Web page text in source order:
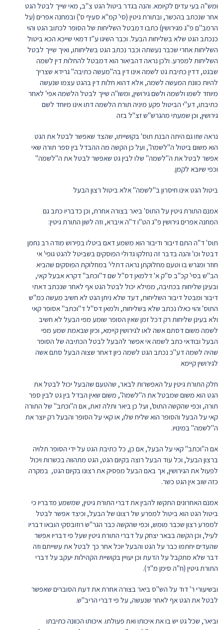
ומש"ה בעי עדים לקיומא. והנה בגדר ביטול הגט צ"ב, מאי שייך לבטל הגט
אחר שנכתב בהכשר, ובתורת גיטין (סי' קמ"א סעיף ס') ובמחנה אפרים (על
הרמב"ם פ"ג מגירושין) כתבו דמבטל השליחות של הסופר לכתוב הגט והוי
כנכתב הגט שלא בשליחות הבעל. וכבר השיגו ע"ז דמאי שייכא הכא ביטול
השליחות אחרי שכבר נעשתה וכבר נכתב הגט בשליחותו, ואיך שייך לבטל
השליחות למפרע. ולכן נראה דהביאור הוא דמבטל להחלות דין לשמה
שבגט, דדין כתיבת גט לשמה אינו דין בה"מעשה כתיבה" גרידא שצריך
להיות כוונת המעשה לשמה, אלא דהוא חלות דין בהגט עצמו שנעשה
מיוחד לשמו ולשמה ולשם גירושין, ומשו"ה שייך לבטל הלשמה אפי' לאחר
כתיבתו, דע"י הביטול פקע מיניה תורת הלשמה דתו אינו מיוחד לשם
גירושין, וכן שמעתי מהגרש"ש זצ"ל בזה
נראה שזו גם היתה הבנת תוס' בקושייתו, שהצד שאפשר לבטל את הגט
הוא משום ביטול ה"לשמה", ועל כן הקשה מה ההבדל בין ספר תורה שאי
אפשר לבטל את ה"לשמה" שלו לבין גט שאפשר לבטל את ה"לשמה"
וכפי שיובא לקמן.
ביטול הגט אינו חיסרון ב"לשמה" אלא ביטול רצון הבעל
אמנם התורת גיטין על התוס' ביאר בצורה אחרת, וכן כדבריו כתב גם
המחנה אפרים גירושין פ"ג הט"ו ד"ה איברא, וזה לשון התורת גיטין:
תוס' ד"ה התם דיבור ודיבור הוא משמע דאם ביטלו בפירוש מודה רב נחמן
דבטל וכו' והנה בדבר זה נחלקו גדולי הפוסקים בשביטל להגט גופי' אי
חוזר ומגרש בו וטעם מחלוקתן נראה דתלי' במחלוקת הפוסקים שהביא
הב"ש בסי' קכ"ב ס"ק א' דלמאן דס"ל שם ד"וכתב" דקרא אבעל קאי,
ובעינן שליחות בכתיבה, ממילא יכול לבטל הגט אף לאחר שנכתב דאתי
דיבור ומבטל דיבור השליחות, דעד שלא ניתן הגט לא חשיב מעשה כמ"ש
התוס' והוי כאלו נכתב שלא בשליחות, ולמאן דס"ל ד"וכתב" אסופר קאי
ולא בעינן שליחות רק דכל זמן שאין הסופר שומע מפי הבעל לא חשיב
לשמה משום דסתם אשה לאו לגירושין קיימא, וכיון שבאמת שמע מפי
הבעל ובודאי כתב לשמה אי אפשר להבעל לבטל הכתיבה של הסופר
שהיה לשמה דע"כ נכתב הגט לשמה כיון דאחר שצוה הבעל סתם אשה
לגירושין קיימא
חלק התורת גיטין על האפשרות לבאר, שהטעם שהבעל יכול לבטל את
הגט הוא משום שמבטל את ה"לשמה", משום שאין הבדל בין גט לבין ספר
תורה, וכפי שהקשה התוס', ועל כן ביאר ותלה זאת, אם ה"וכתב" של התורה
קאי על הבעל והסופר הוא שליח שלו, או קאי על הסופר והבעל רק יוצר את
ה"לשמה" במינויו.
אם ה"וכתב" קאי על הבעל, אם כן, כל כתיבת הגט על ידי הסופר תלויה
ברצון הבעל, וכל עוד הבעל רוצה בקיום הגט, הגט מתהווה בכשרות ויכול
לפעול את הגירושין, אך באם הבעל מפסיק את רצונו בקיום הגט, במקרה
כזה שוב אין הגט כשר.
אמנם האחרונים התקשו להבין את דברי התורת גיטין, שמשמע מדבריו כי
ביטול הגט הוא ביטול למפרע של רצונו של הבעל, וכיצד אפשר לבטל
למפרע רצון שכבר מומש, וכפי שהקשה כבר הגר"ש רוזובסקי הובאו דבריו
לעיל, וכן הקשה בבאר יצחק על דברי התורת גיטין שעל פי דבריו אפשר
שהעדים יחתמו כבר על הגט והבעל יוכל אחר כך לבטל את עשייתם וזה
דבר שלא מתקבל על הדעת וכן יעויין בקושיית הקהילות יעקב על דברי
התורת גיטין (ח"ה סימן מ"ד).
ובשיעורי ר' דוד על הש"ס ביאר בצורה אחרת את דעת הסוברים שאפשר
לבטל את הגט אף לאחר שנעשה, על פי דברי הריב"ש.
וביאר, שכל גט יש בו את איכותו ואת פעולתו. איכותו הכוונה כתיבתו